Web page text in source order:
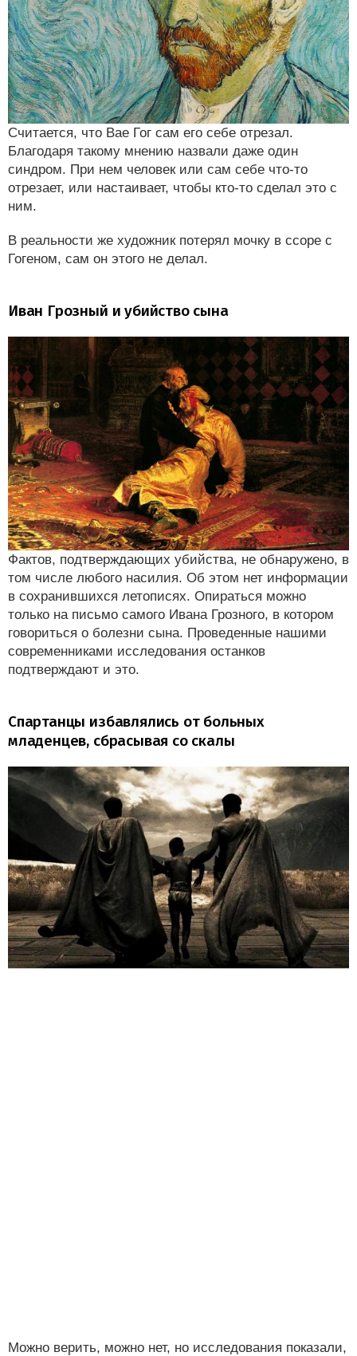
Считается, что Вае Гог сам его себе отрезал.
Благодаря такому мнению назвали даже один
синдром. При нем человек или сам себе что-то
отрезает, или настаивает, чтобы кто-то сделал это с
ним.
В реальности же художник потерял мочку в ссоре с
Гогеном, сам он этого не делал.
Иван Грозный и убийство сына
Фактов, подтверждающих убийства, не обнаружено, в
том числе любого насилия. Об этом нет информации
в сохранившихся летописях. Опираться можно
только на письмо самого Ивана Грозного, в котором
говориться о болезни сына. Проведенные нашими
современниками исследования останков
подтверждают и это.
Спартанцы избавлялись от больных
младенцев, сбрасывая со скалы
Можно верить, можно нет, но исследования показали,